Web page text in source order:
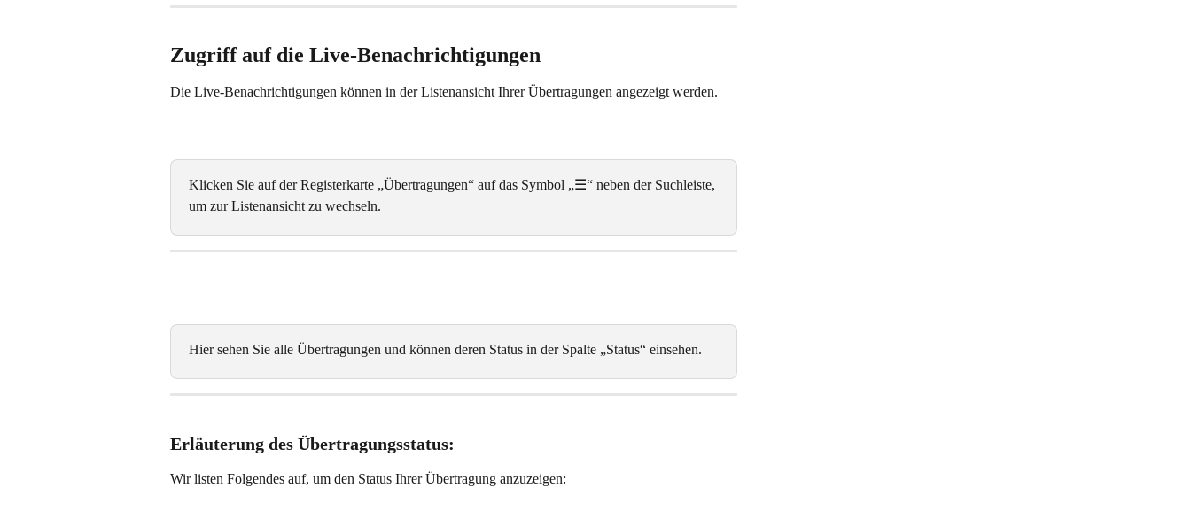
Zugriff auf die Live-Benachrichtigungen
Die Live-Benachrichtigungen können in der Listenansicht Ihrer Übertragungen angezeigt werden.
Klicken Sie auf der Registerkarte „Übertragungen“ auf das Symbol „☰“ neben der Suchleiste,
um zur Listenansicht zu wechseln.
Hier sehen Sie alle Übertragungen und können deren Status in der Spalte „Status“ einsehen.
Erläuterung des Übertragungsstatus:
Wir listen Folgendes auf, um den Status Ihrer Übertragung anzuzeigen: